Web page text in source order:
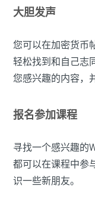
大胆发声
您可以在加密货币
轻松找到和自己志
您感兴趣的内容，
报名参加课程
寻找一个感兴趣的
都可以在课程中参
识一些新朋友。